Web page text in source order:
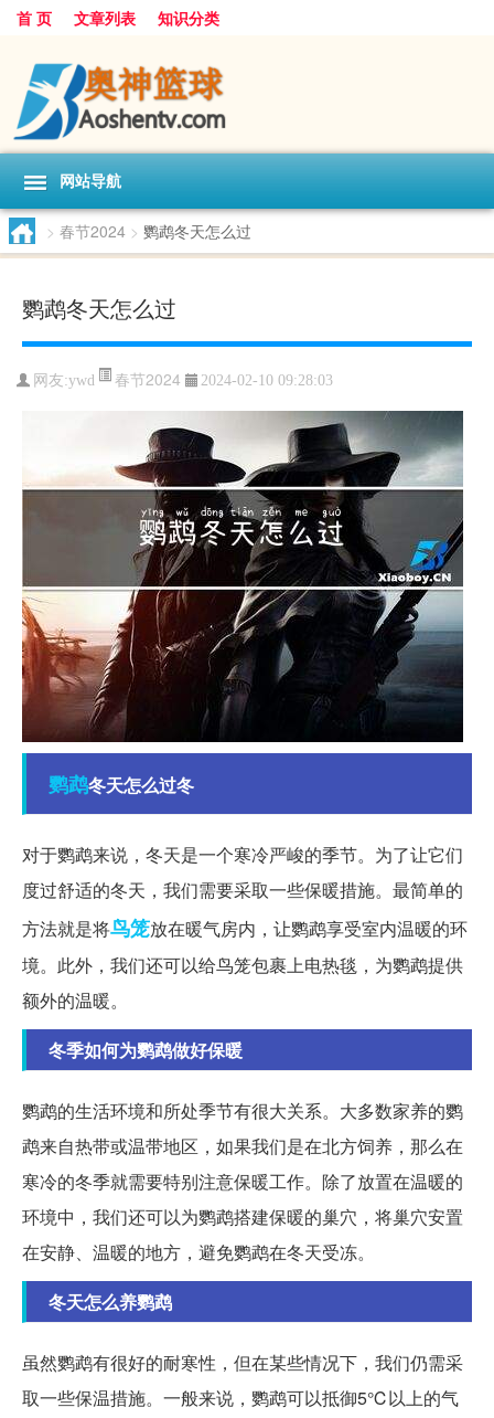
首 页 文章列表 知识分类
网站导航
> 春节2024 > 鹦鹉冬天怎么过
鹦鹉冬天怎么过
网友:ywd 春节2024 2024-02-10 09:28:03
鹦鹉冬天怎么过冬
对于鹦鹉来说，冬天是一个寒冷严峻的季节。为了让它们
度过舒适的冬天，我们需要采取一些保暖措施。最简单的
方法就是将鸟笼放在暖气房内，让鹦鹉享受室内温暖的环
境。此外，我们还可以给鸟笼包裹上电热毯，为鹦鹉提供
额外的温暖。
冬季如何为鹦鹉做好保暖
鹦鹉的生活环境和所处季节有很大关系。大多数家养的鹦
鹉来自热带或温带地区，如果我们是在北方饲养，那么在
寒冷的冬季就需要特别注意保暖工作。除了放置在温暖的
环境中，我们还可以为鹦鹉搭建保暖的巢穴，将巢穴安置
在安静、温暖的地方，避免鹦鹉在冬天受冻。
冬天怎么养鹦鹉
虽然鹦鹉有很好的耐寒性，但在某些情况下，我们仍需采
取一些保温措施。一般来说，鹦鹉可以抵御5℃以上的气